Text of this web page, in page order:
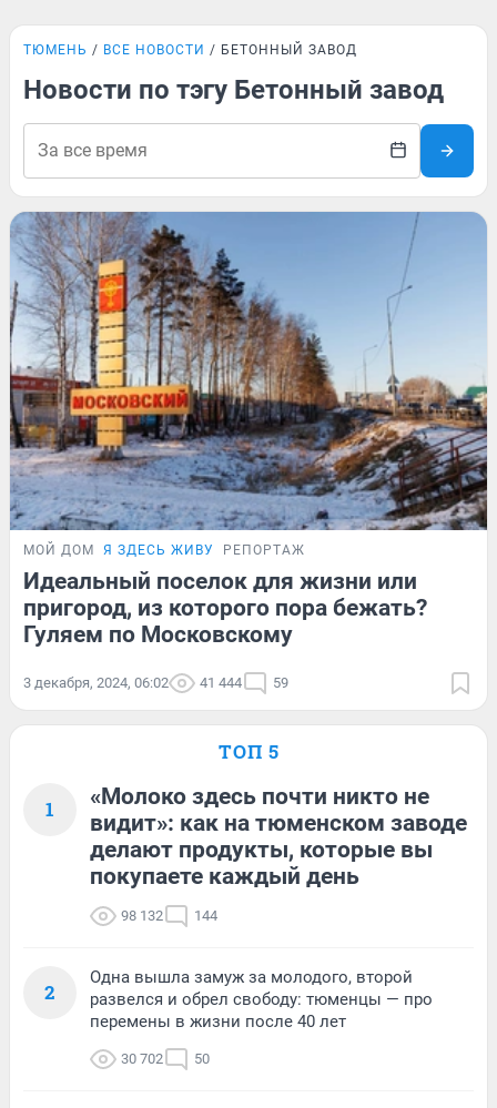
ТЮМЕНЬ ВСЕ НОВОСТИ БЕТОННЫЙ ЗАВОД
Новости по тэгу Бетонный завод
МОЙ ДОМ Я ЗДЕСЬ ЖИВУ РЕПОРТАЖ
Идеальный поселок для жизни или
пригород, из которого пора бежать?
Гуляем по Московскому
3 декабря, 2024, 06:02 41 444 59
ТОП 5
1
«Молоко здесь почти никто не
видит»: как на тюменском заводе
делают продукты, которые вы
покупаете каждый день
98 132 144
2
Одна вышла замуж за молодого, второй
развелся и обрел свободу: тюменцы — про
перемены в жизни после 40 лет
30 702 50